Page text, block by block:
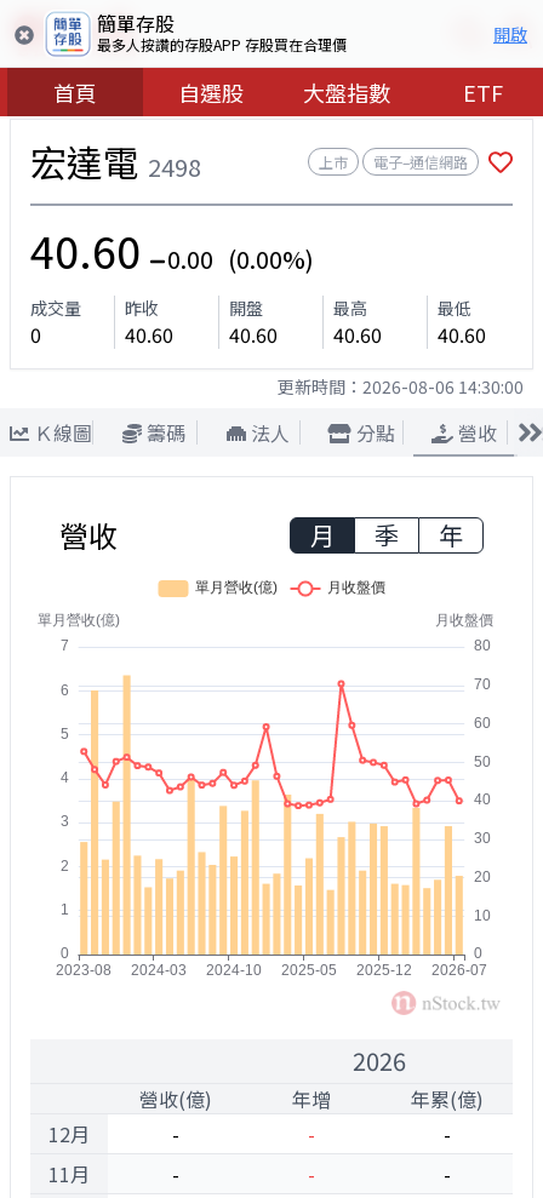
簡單存股
最多人按讚的存股APP 存股買在合理價 開啟
首頁 自選股 大盤指數 ETF
宏達電 2498 上市 電子–通信網路
40.60 0.00 (0.00%)
成交量
0
昨收
40.60
開盤
40.60
最高
40.60
最低
40.60
更新時間： 2026-08-06 14:30:00
Ｋ線圖 籌碼 法人 分點 營收
營收 月 季 年
12月
11月
2026
營收(億) 年增
年累(億)
-
-
-
-
-
-